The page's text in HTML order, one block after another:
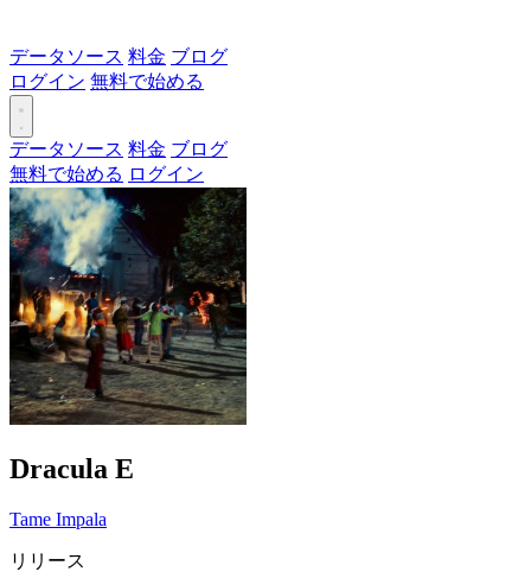
データソース 料金 ブログ
ログイン 無料で始める
データソース 料金 ブログ
無料で始める ログイン
Dracula E
Tame Impala
リリース